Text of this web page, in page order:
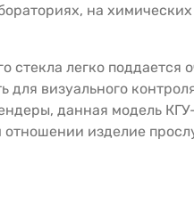
на
стекла легко
для визуального
данная модель
изделие